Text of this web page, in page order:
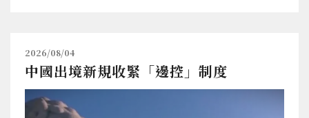
2026/08/04
中國出境新規收緊「邊控」制度